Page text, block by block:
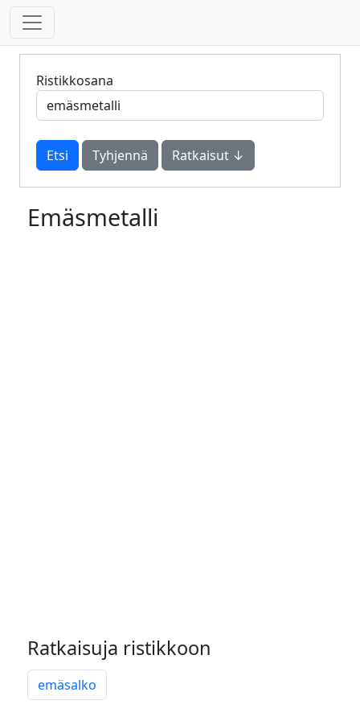
Ristikkosana
Tyhjennä Ratkaisut ↓
Emäsmetalli
Ratkaisuja ristikkoon
emäsalko